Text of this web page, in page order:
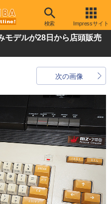
検索 Impressサイト
モデルが28日から店頭販売
次の画像